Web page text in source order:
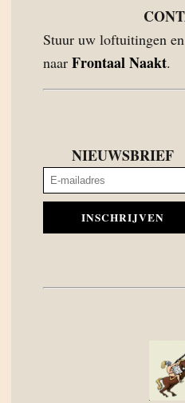
Stuur uw loftuitingen
naar Frontaal Naakt.
NIEUWSBRIEF
INSCHRIJVEN